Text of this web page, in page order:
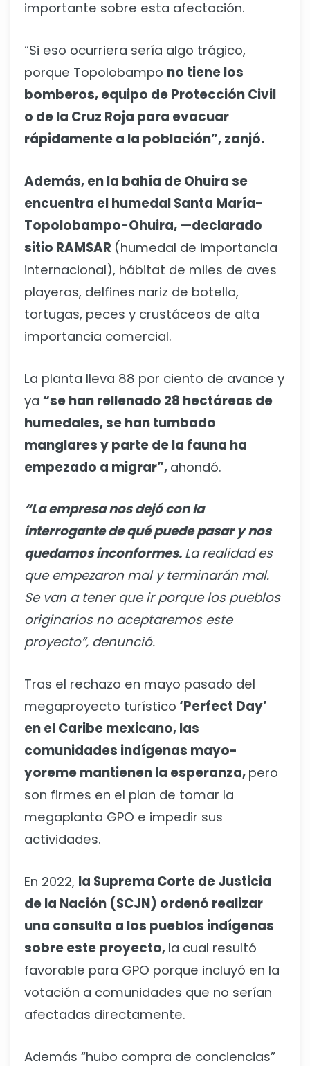
importante sobre esta afectación.
“Si eso ocurriera sería algo trágico,
porque Topolobampo no tiene los
bomberos, equipo de Protección Civil
o de la Cruz Roja para evacuar
rápidamente a la población”, zanjó.
Además, en la bahía de Ohuira se
encuentra el humedal Santa María-
Topolobampo-Ohuira, —declarado
sitio RAMSAR (humedal de importancia
internacional), hábitat de miles de aves
playeras, delfines nariz de botella,
tortugas, peces y crustáceos de alta
importancia comercial.
La planta lleva 88 por ciento de avance y
ya “se han rellenado 28 hectáreas de
humedales, se han tumbado
manglares y parte de la fauna ha
empezado a migrar”, ahondó.
“La empresa nos dejó con la
interrogante de qué puede pasar y nos
quedamos inconformes. La realidad es
que empezaron mal y terminarán mal.
Se van a tener que ir porque los pueblos
originarios no aceptaremos este
proyecto”, denunció.
Tras el rechazo en mayo pasado del
megaproyecto turístico ‘Perfect Day’
en el Caribe mexicano, las
comunidades indígenas mayo-
yoreme mantienen la esperanza, pero
son firmes en el plan de tomar la
megaplanta GPO e impedir sus
actividades.
En 2022, la Suprema Corte de Justicia
de la Nación (SCJN) ordenó realizar
una consulta a los pueblos indígenas
sobre este proyecto, la cual resultó
favorable para GPO porque incluyó en la
votación a comunidades que no serían
afectadas directamente.
Además “hubo compra de conciencias”